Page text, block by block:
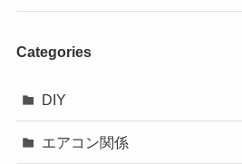
Categories
DIY
エアコン関係